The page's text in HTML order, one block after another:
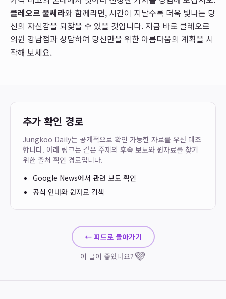
클레오르 울쎄라와 함께라면, 시간이 지날수록 더욱 빛나는 당
신의 자신감을 되찾을 수 있을 것입니다. 지금 바로 클레오르
의원 강남점과 상담하여 당신만을 위한 아름다움의 계획을 시
작해 보세요.
추가 확인 경로
Jungkoo Daily는 공개적으로 확인 가능한 자료를 우선 대조
합니다. 아래 링크는 같은 주제의 후속 보도와 원자료를 찾기
위한 출처 확인 경로입니다.
Google News에서 관련 보도 확인
공식 안내와 원자료 검색
← 피드로 돌아가기
이 글이 좋았나요? 💜